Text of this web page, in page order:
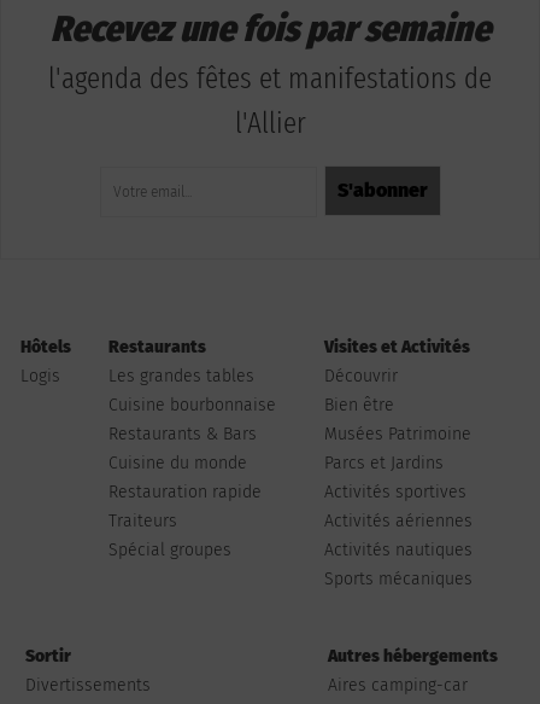
Recevez une fois par semaine
l'agenda des fêtes et manifestations de
l'Allier
Hôtels
Logis
Restaurants
Les grandes tables
Cuisine bourbonnaise
Restaurants & Bars
Cuisine du monde
Restauration rapide
Traiteurs
Spécial groupes
Visites et Activités
Découvrir
Bien être
Musées Patrimoine
Parcs et Jardins
Activités sportives
Activités aériennes
Activités nautiques
Sports mécaniques
Sortir
Divertissements
Autres hébergements
Aires camping-car